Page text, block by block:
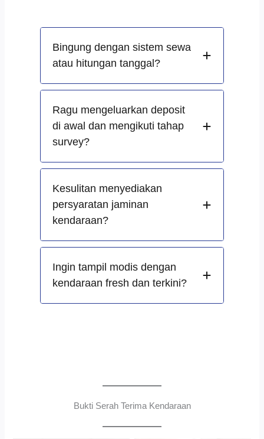
Bingung dengan sistem sewa
atau hitungan tanggal?
Ragu mengeluarkan deposit
di awal dan mengikuti tahap
survey?
Kesulitan menyediakan
persyaratan jaminan
kendaraan?
Ingin tampil modis dengan
kendaraan fresh dan terkini?
Bukti Serah Terima Kendaraan